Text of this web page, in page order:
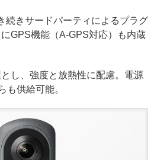
続きサードパーティによるプラグ
GPS機能（A-GPS対応）も内蔵
し、強度と放熱性に配慮。電源
も供給可能。